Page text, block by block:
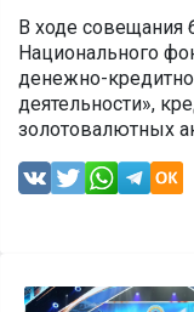
В ходе
Национального
денежно-
деятельности»,
золотовалютных